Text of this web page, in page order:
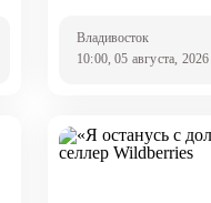
Владивосток
10:00, 05 августа, 2026